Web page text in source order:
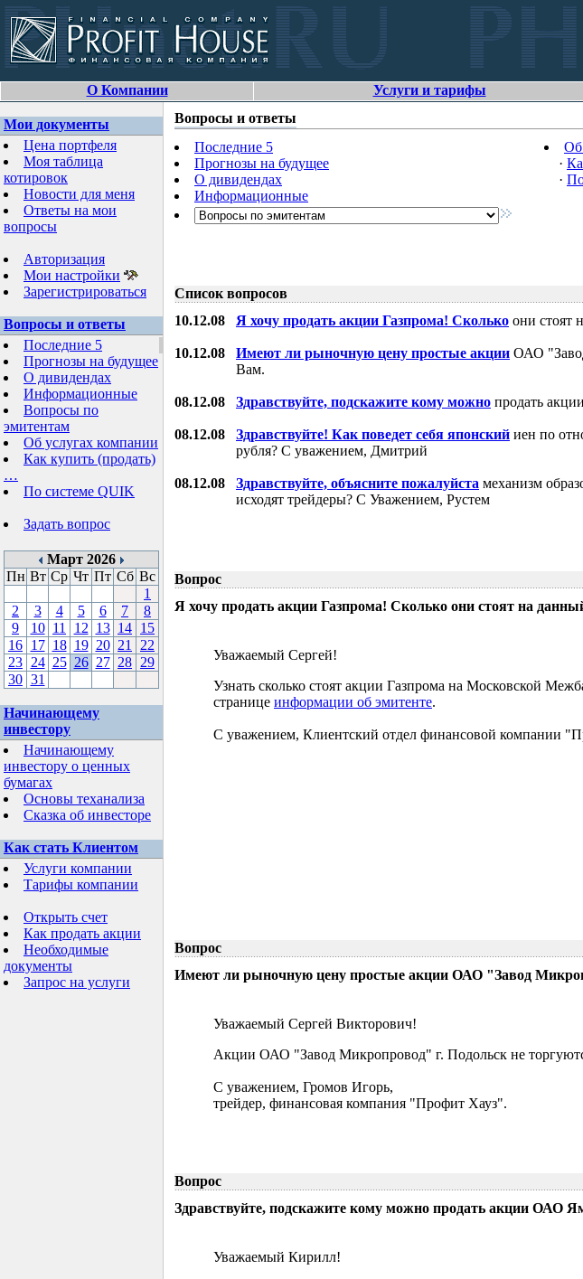
О Компании
Услуги и тарифы
Мои документы
Цена портфеля
Моя таблица
котировок
Новости для меня
Ответы на мои
вопросы
Авторизация
Мои настройки
Зарегистрироваться
Вопросы и ответы
Последние 5
Прогнозы на будущее
О дивидендах
Информационные
Вопросы по
эмитентам
Об услугах компании
Как купить (продать)
…
По системе QUIK
Задать вопрос
Март 2026
Пн Вт Ср Чт Пт Сб Вс
1
2
3 4 5 6 7
8
9
10 11 12 13 14 15
16 17 18 19 20 21
22
23 24 25 26 27 28 29
30 31
Начинающему
инвестору
Начинающему
инвестору о ценных
бумагах
Основы теханализа
Сказка об инвесторе
Как стать Клиентом
Услуги компании
Тарифы компании
Открыть счет
Как продать акции
Необходимые
документы
Запрос на услуги
Вопросы и ответы
Последние 5
Прогнозы на будущее
О дивидендах
Информационные
Об
·
·
Список вопросов
10.12.08 Я хочу продать акции Газпрома! Сколько они стоят
10.12.08 Имеют ли рыночную цену простые акции ОАО
Вам.
08.12.08 Здравствуйте, подскажите кому можно продать
08.12.08 Здравствуйте! Как поведет себя японский иен по
рубля? С уважением, Дмитрий
08.12.08 Здравствуйте, объясните пожалуйста механизм
исходят трейдеры? С Уважением, Рустем
Вопрос
Я хочу продать акции Газпрома! Сколько они стоят на
Уважаемый Сергей!
Узнать сколько стоят акции Газпрома на Московской
странице информации об эмитенте.
С уважением, Клиентский отдел финансовой компании
Вопрос
Имеют ли рыночную цену простые акции ОАО "Завод
Уважаемый Сергей Викторович!
Акции ОАО "Завод Микропровод" г. Подольск не
С уважением, Громов Игорь,
трейдер, финансовая компания "Профит Хауз".
Вопрос
Здравствуйте, подскажите кому можно продать акции ОАО
Уважаемый Кирилл!